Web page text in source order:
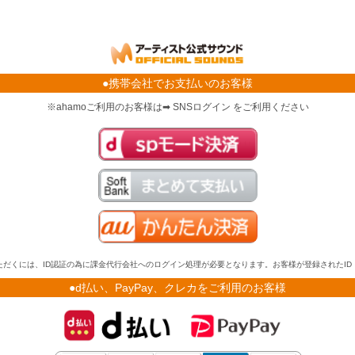
●携帯会社でお支払いのお客様
※ahamoご利用のお客様は➡ SNSログイン をご利用ください
くには、ID認証の為に課金代行会社へのログイン処理が必要となります。お客様が登録されたID
●d払い、PayPay、クレカをご利用のお客様